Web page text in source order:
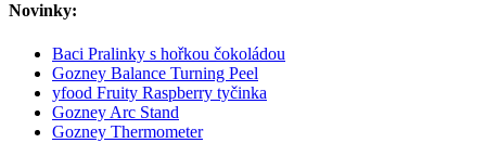
Novinky:
Baci Pralinky s hořkou čokoládou
Gozney Balance Turning Peel
yfood Fruity Raspberry tyčinka
Gozney Arc Stand
Gozney Thermometer